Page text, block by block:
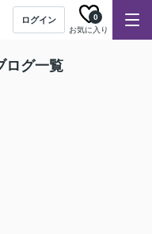
ログイン
お気に入り
0
ログ一覧